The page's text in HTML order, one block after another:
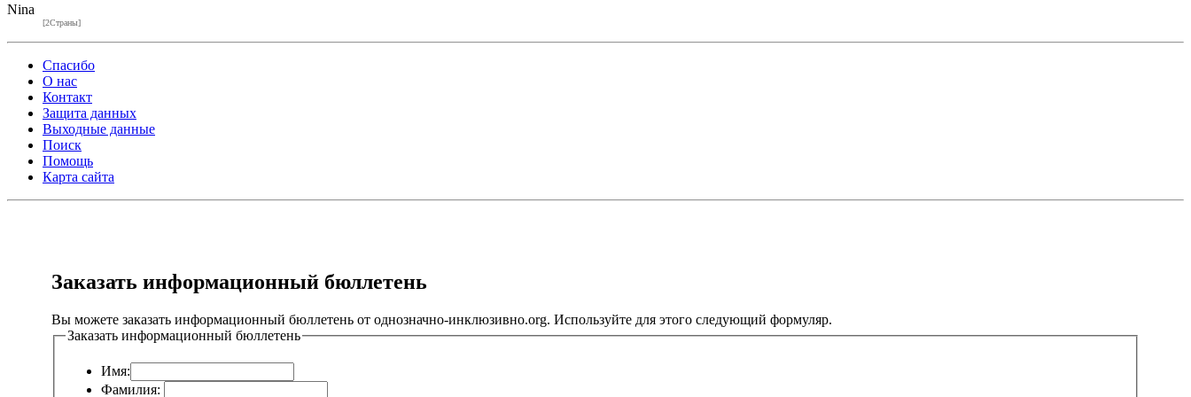
Nina
[2Страны]
Спасибо
О нас
Контакт
Защита данных
Выходные данные
Поиск
Помощь
Карта сайта
Заказать информационный бюллетень
Вы можете заказать информационный бюллетень от однозначно-инклюзивно.org. Используйте для этого следующий формуляр.
Заказать информационный бюллетень
Имя:
Фамилия: